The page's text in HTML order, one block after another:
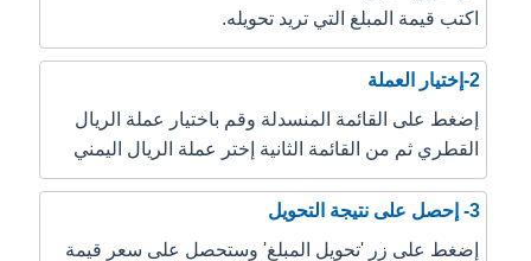
اكتب قيمة المبلغ التي تريد تحويله.
2-إختيار العملة
إضغط على القائمة المنسدلة وقم باختيار عملة الريال
القطري ثم من القائمة الثانية إختر عملة الريال اليمني
3- إحصل على نتيجة التحويل
إضغط على زر 'تحويل المبلغ' وستحصل على سعر قيمة